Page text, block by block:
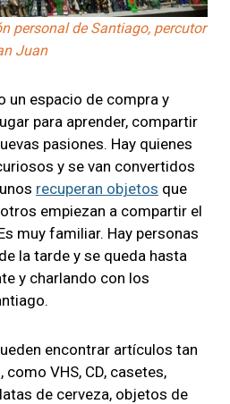
personal de Santiago, percutor
Juan
un espacio de compra y
para aprender, compartir
pasiones. Hay quienes
y se van convertidos
recuperan objetos que
empiezan a compartir el
muy familiar. Hay personas
la tarde y se queda hasta
y charlando con los
encontrar artículos tan
VHS, CD, casetes,
de cerveza, objetos de